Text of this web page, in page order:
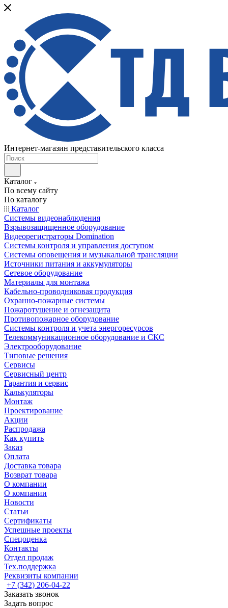
Интернет-магазин представительского класса
Каталог
По всему сайту
По каталогу
Каталог
Системы видеонаблюдения
Взрывозащищенное оборудование
Видеорегистраторы Domination
Системы контроля и управления доступом
Системы оповещения и музыкальной трансляции
Источники питания и аккумуляторы
Сетевое оборудование
Материалы для монтажа
Кабельно-проводниковая продукция
Охранно-пожарные системы
Пожаротушение и огнезащита
Противопожарное оборудование
Системы контроля и учета энергоресурсов
Телекоммуникационное оборудование и СКС
Электрооборудование
Типовые решения
Сервисы
Сервисный центр
Гарантия и сервис
Калькуляторы
Монтаж
Проектирование
Акции
Распродажа
Как купить
Заказ
Оплата
Доставка товара
Возврат товара
О компании
О компании
Новости
Статьи
Сертификаты
Успешные проекты
Спецоценка
Контакты
Отдел продаж
Тех.поддержка
Реквизиты компании
+7 (342) 206-04-22
Заказать звонок
Задать вопрос